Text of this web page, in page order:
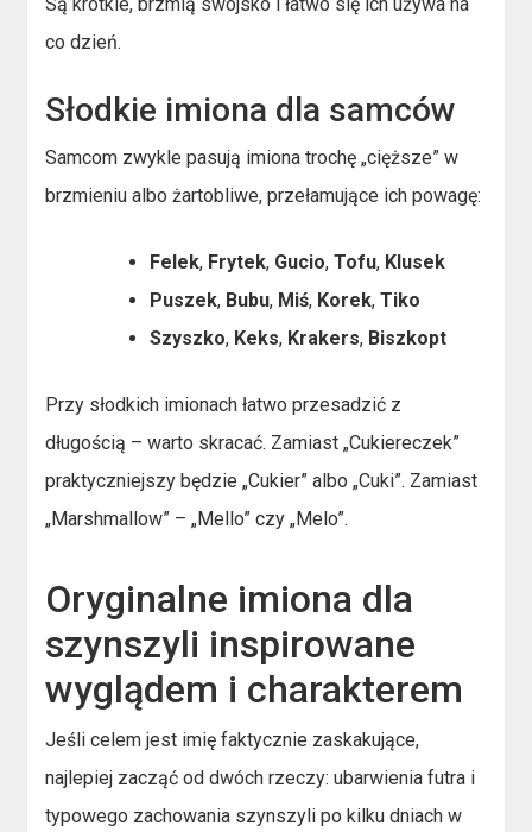
co dzień.
Słodkie imiona dla samców
Samcom zwykle pasują imiona trochę „cięższe” w
brzmieniu albo żartobliwe, przełamujące ich powagę:
Felek, Frytek, Gucio,Tofu, Klusek
Puszek, Bubu, Miś, Korek,Tiko
Szyszko, Keks, Krakers, Biszkopt
Przy słodkich imionach łatwo przesadzić z
długością – warto skracać. Zamiast „Cukiereczek”
praktyczniejszy będzie „Cukier” albo „Cuki”. Zamiast
„Marshmallow” – „Mello” czy „Melo”.
Oryginalne imiona dla
szynszyli inspirowane
wyglądem i charakterem
Jeśli celem jest imię faktycznie zaskakujące,
najlepiej zacząć od dwóch rzeczy: ubarwienia futra i
typowego zachowania szynszyli po kilku dniach w